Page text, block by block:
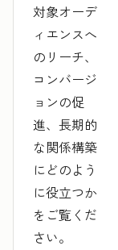
対象オーデ
ィエンスへ
のリーチ、
コンバージ
ョンの促
進、長期的
な関係構築
にどのよう
に役立つか
をご覧くだ
さい。